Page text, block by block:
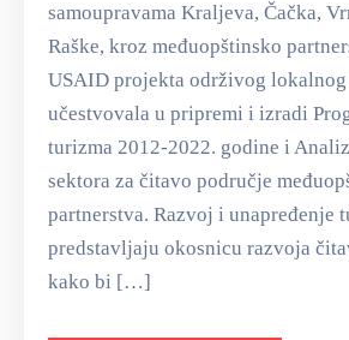
samoupravama Kraljeva, Čačka,
Raške, kroz međuopštinsko
USAID projekta održivog
učestvovala u pripremi i izradi
turizma 2012-2022. godine i
sektora za čitavo područje
partnerstva. Razvoj i unapređenje
predstavljaju okosnicu razvoja
kako bi […]